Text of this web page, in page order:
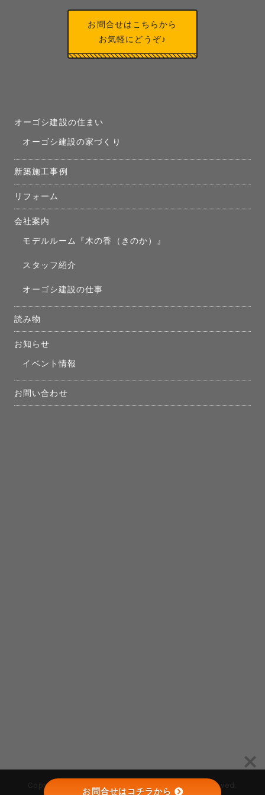
お問合せはこちらから
お気軽にどうぞ♪
オーゴシ建設の住まい
オーゴシ建設の家づくり
新築施工事例
リフォーム
会社案内
モデルルーム『木の香（きのか）』
スタッフ紹介
オーゴシ建設の仕事
読み物
お知らせ
イベント情報
お問い合わせ
Copyright © （株）オーゴシ建設 All Rights Reserved.
お問合せはコチラから